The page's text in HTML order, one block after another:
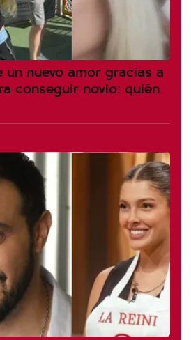
nuevo amor gracias a
conseguir novio: quién